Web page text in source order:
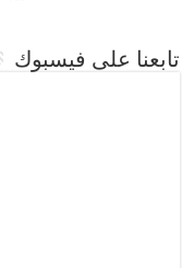
تابعنا على فيسبوك